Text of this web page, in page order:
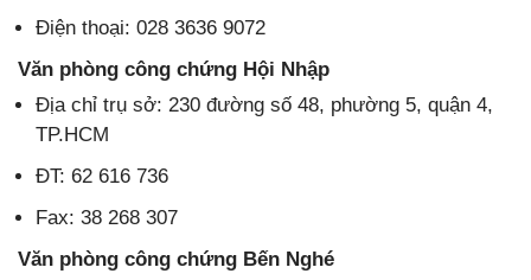
Điện thoại: 028 3636 9072
Văn phòng công chứng Hội Nhập
Địa chỉ trụ sở: 230 đường số 48, phường 5, quận 4,
TP.HCM
ĐT: 62 616 736
Fax: 38 268 307
Văn phòng công chứng Bến Nghé